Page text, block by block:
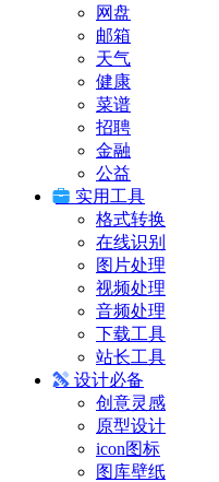
网盘
邮箱
天气
健康
菜谱
招聘
金融
公益
实用工具
格式转换
在线识别
图片处理
视频处理
音频处理
下载工具
站长工具
设计必备
创意灵感
原型设计
icon图标
图库壁纸